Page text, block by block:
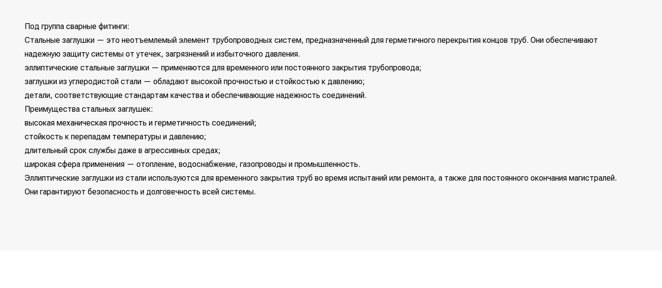
Под группа сварные фитинги:
Стальные заглушки — это неотъемлемый элемент трубопроводных систем, предназначенный для герметичного перекрытия концов труб. Они обеспечивают
надежную защиту системы от утечек, загрязнений и избыточного давления.
эллиптические стальные заглушки — применяются для временного или постоянного закрытия трубопровода;
заглушки из углеродистой стали — обладают высокой прочностью и стойкостью к давлению;
детали, соответствующие стандартам качества и обеспечивающие надежность соединений.
Преимущества стальных заглушек:
высокая механическая прочность и герметичность соединений;
стойкость к перепадам температуры и давлению;
длительный срок службы даже в агрессивных средах;
широкая сфера применения — отопление, водоснабжение, газопроводы и промышленность.
Эллиптические заглушки из стали используются для временного закрытия труб во время испытаний или ремонта, а также для постоянного окончания магистралей.
Они гарантируют безопасность и долговечность всей системы.